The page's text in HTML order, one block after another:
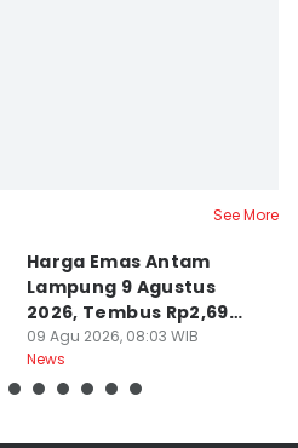
See More
Harga Emas Antam
Lampung 9 Agustus
2026, Tembus Rp2,69
Juta
09 Agu 2026, 08:03 WIB
News